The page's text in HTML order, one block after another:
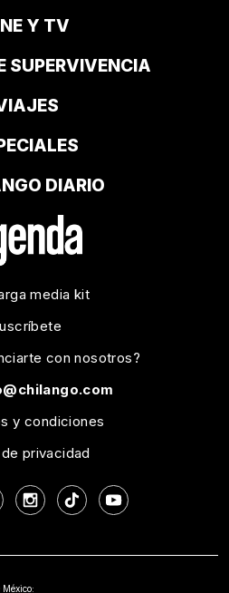
Y TV
SUPERVIVENCIA
DIARIO
media kit
con nosotros?
y condiciones
privacidad